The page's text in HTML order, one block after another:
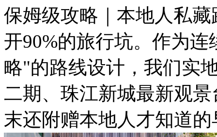
保姆级攻略｜本地人私
开90%的旅行坑。作为
略"的路线设计，我们实
二期、珠江新城最新观
末还附赠本地人才知道